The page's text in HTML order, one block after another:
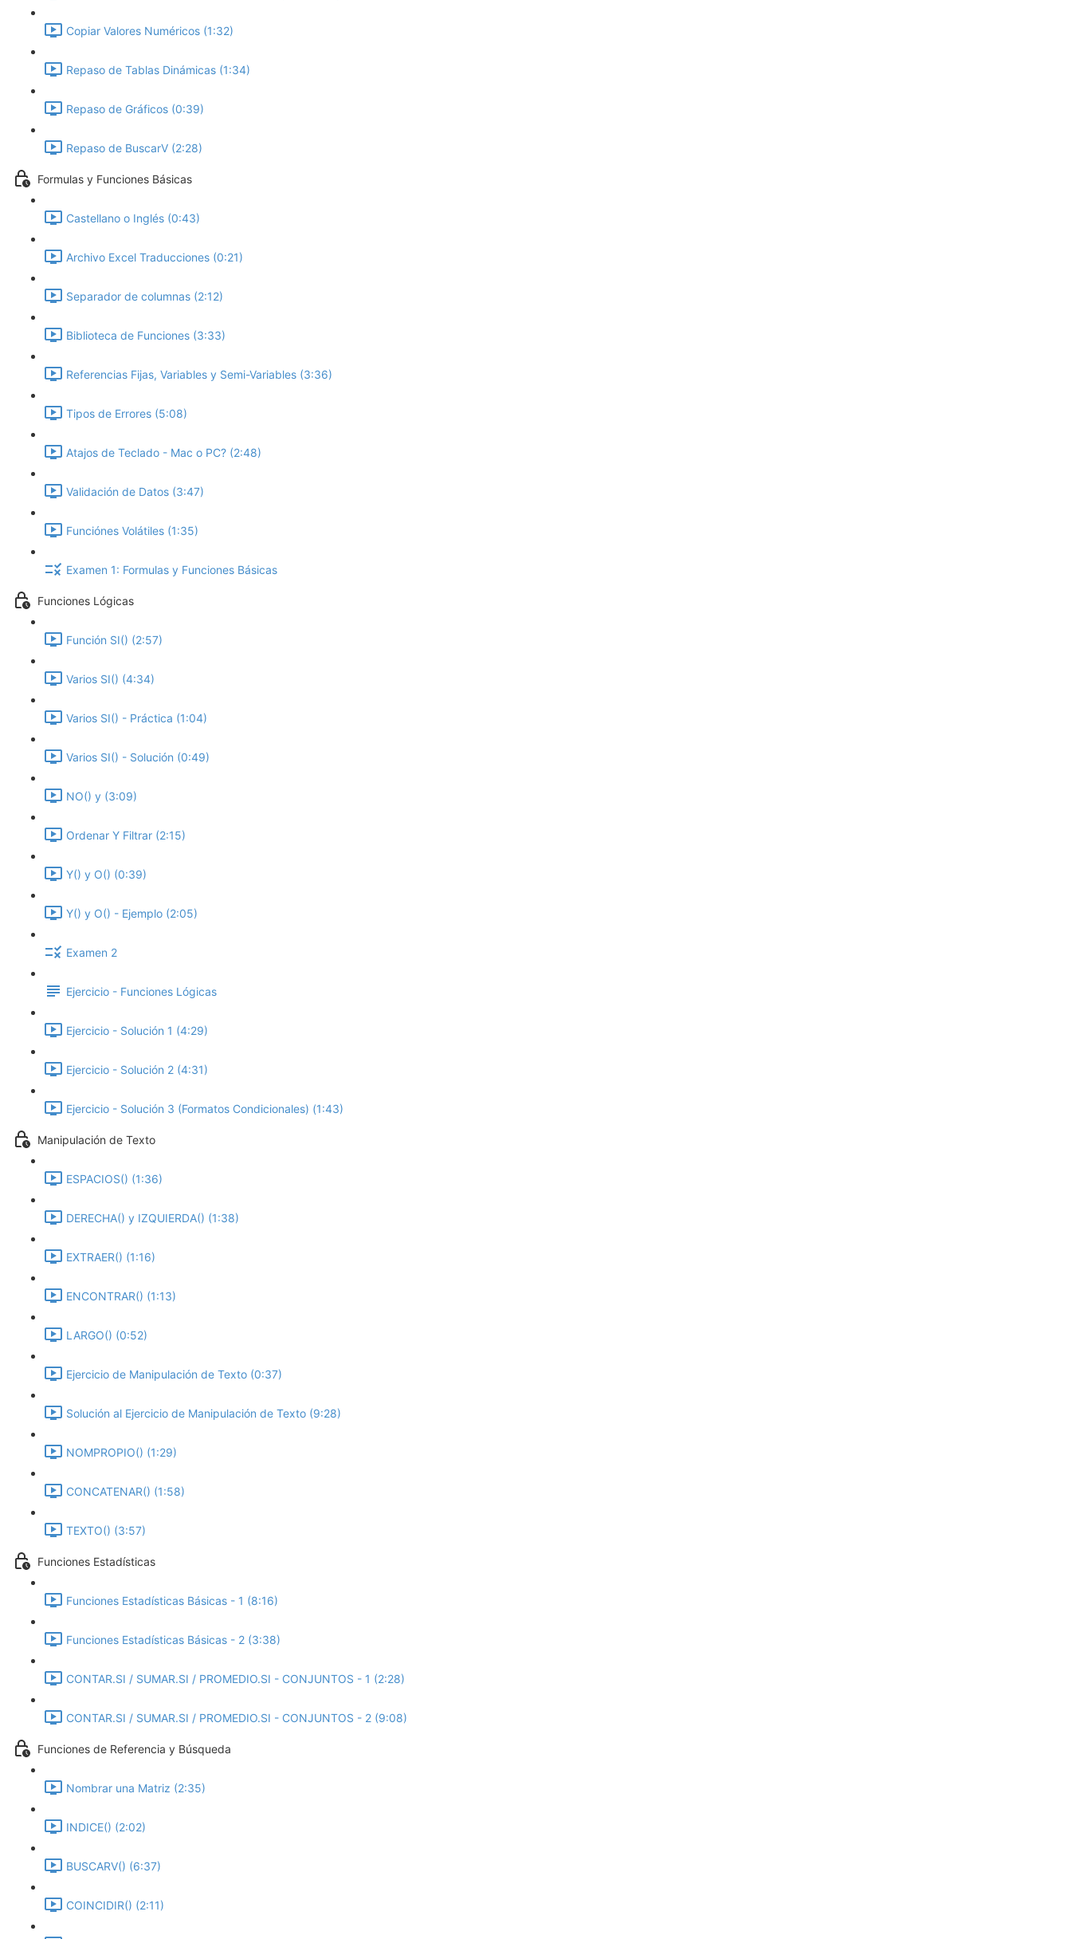
Copiar Valores Numéricos (1:32)
Repaso de Tablas Dinámicas (1:34)
Repaso de Gráficos (0:39)
Repaso de BuscarV (2:28)
Formulas y Funciones Básicas
Castellano o Inglés (0:43)
Archivo Excel Traducciones (0:21)
Separador de columnas (2:12)
Biblioteca de Funciones (3:33)
Referencias Fijas, Variables y Semi-Variables (3:36)
Tipos de Errores (5:08)
Atajos de Teclado - Mac o PC? (2:48)
Validación de Datos (3:47)
Funciónes Volátiles (1:35)
Examen 1: Formulas y Funciones Básicas
Funciones Lógicas
Función SI() (2:57)
Varios SI() (4:34)
Varios SI() - Práctica (1:04)
Varios SI() - Solución (0:49)
NO() y (3:09)
Ordenar Y Filtrar (2:15)
Y() y O() (0:39)
Y() y O() - Ejemplo (2:05)
Examen 2
Ejercicio - Funciones Lógicas
Ejercicio - Solución 1 (4:29)
Ejercicio - Solución 2 (4:31)
Ejercicio - Solución 3 (Formatos Condicionales) (1:43)
Manipulación de Texto
ESPACIOS() (1:36)
DERECHA() y IZQUIERDA() (1:38)
EXTRAER() (1:16)
ENCONTRAR() (1:13)
LARGO() (0:52)
Ejercicio de Manipulación de Texto (0:37)
Solución al Ejercicio de Manipulación de Texto (9:28)
NOMPROPIO() (1:29)
CONCATENAR() (1:58)
TEXTO() (3:57)
Funciones Estadísticas
Funciones Estadísticas Básicas - 1 (8:16)
Funciones Estadísticas Básicas - 2 (3:38)
CONTAR.SI / SUMAR.SI / PROMEDIO.SI - CONJUNTOS - 1 (2:28)
CONTAR.SI / SUMAR.SI / PROMEDIO.SI - CONJUNTOS - 2 (9:08)
Funciones de Referencia y Búsqueda
Nombrar una Matriz (2:35)
INDICE() (2:02)
BUSCARV() (6:37)
COINCIDIR() (2:11)